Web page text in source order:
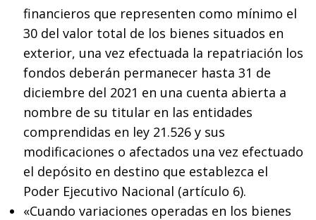
financieros que representen como mínimo el
30 del valor total de los bienes situados en
exterior, una vez efectuada la repatriación los
fondos deberán permanecer hasta 31 de
diciembre del 2021 en una cuenta abierta a
nombre de su titular en las entidades
comprendidas en ley 21.526 y sus
modificaciones o afectados una vez efectuado
el depósito en destino que establezca el
Poder Ejecutivo Nacional (artículo 6).
«Cuando variaciones operadas en los bienes